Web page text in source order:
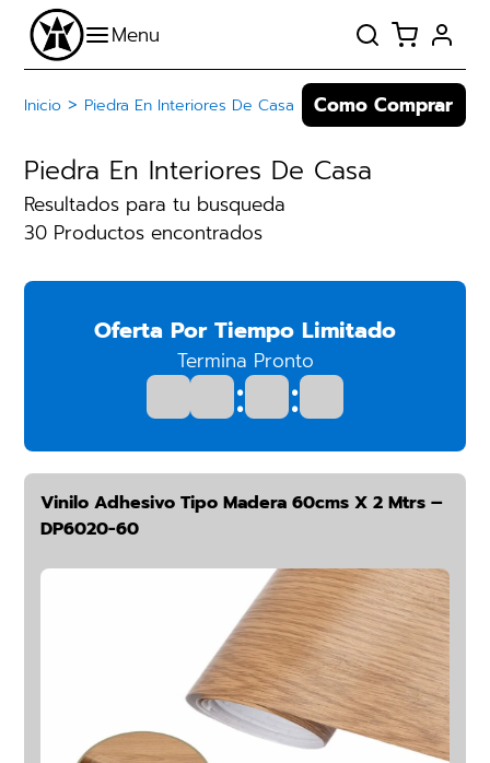
Inicio > Piedra En Interiores De Casa Como Comprar
Piedra En Interiores De Casa
Resultados para tu busqueda
30 Productos encontrados
Oferta Por Tiempo Limitado
Termina Pronto
: :
Vinilo Adhesivo Tipo Madera 60cms X 2 Mtrs –
DP6020-60